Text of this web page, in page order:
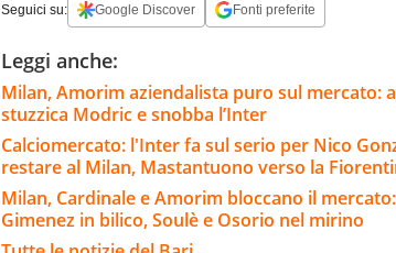
Seguici su: Google Discover Fonti preferite
Leggi anche:
Milan, Amorim aziendalista puro sul mercato:
stuzzica Modric e snobba l’Inter
Calciomercato: l'Inter fa sul serio per Nico
restare al Milan, Mastantuono verso la
Milan, Cardinale e Amorim bloccano il
Gimenez in bilico, Soulè e Osorio nel mirino